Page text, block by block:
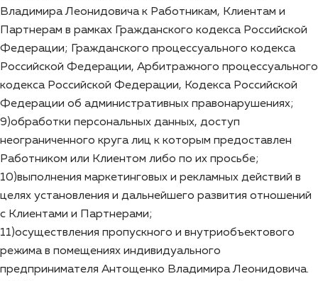
Владимира Леонидовича к Работникам, Клиентам и
Партнерам в рамках Гражданского кодекса Российской
Федерации; Гражданского процессуального кодекса
Российской Федерации, Арбитражного процессуального
кодекса Российской Федерации, Кодекса Российской
Федерации об административных правонарушениях;
9)обработки персональных данных, доступ
неограниченного круга лиц к которым предоставлен
Работником или Клиентом либо по их просьбе;
10)выполнения маркетинговых и рекламных действий в
целях установления и дальнейшего развития отношений
с Клиентами и Партнерами;
11)осуществления пропускного и внутриобъектового
режима в помещениях индивидуального
предпринимателя Антощенко Владимира Леонидовича.